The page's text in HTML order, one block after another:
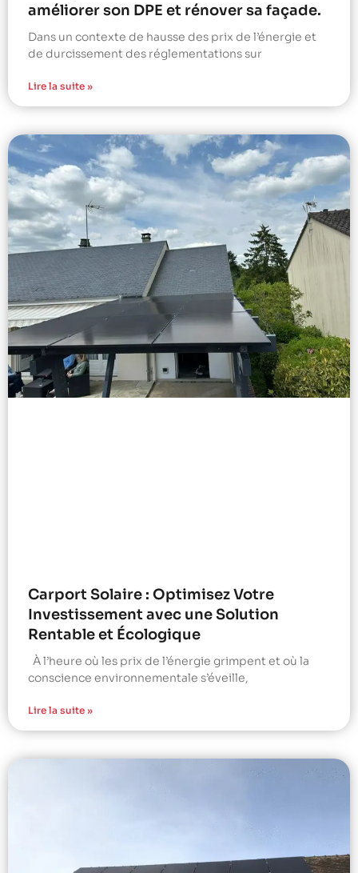
améliorer son DPE et rénover sa façade.
Dans un contexte de hausse des prix de l’énergie et
de durcissement des réglementations sur
Lire la suite »
Carport Solaire : Optimisez Votre
Investissement avec une Solution
Rentable et Écologique
À l’heure où les prix de l’énergie grimpent et où la
conscience environnementale s’éveille,
Lire la suite »